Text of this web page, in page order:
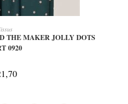
SUITE
THE MAKER JOLLY DOTS
0920